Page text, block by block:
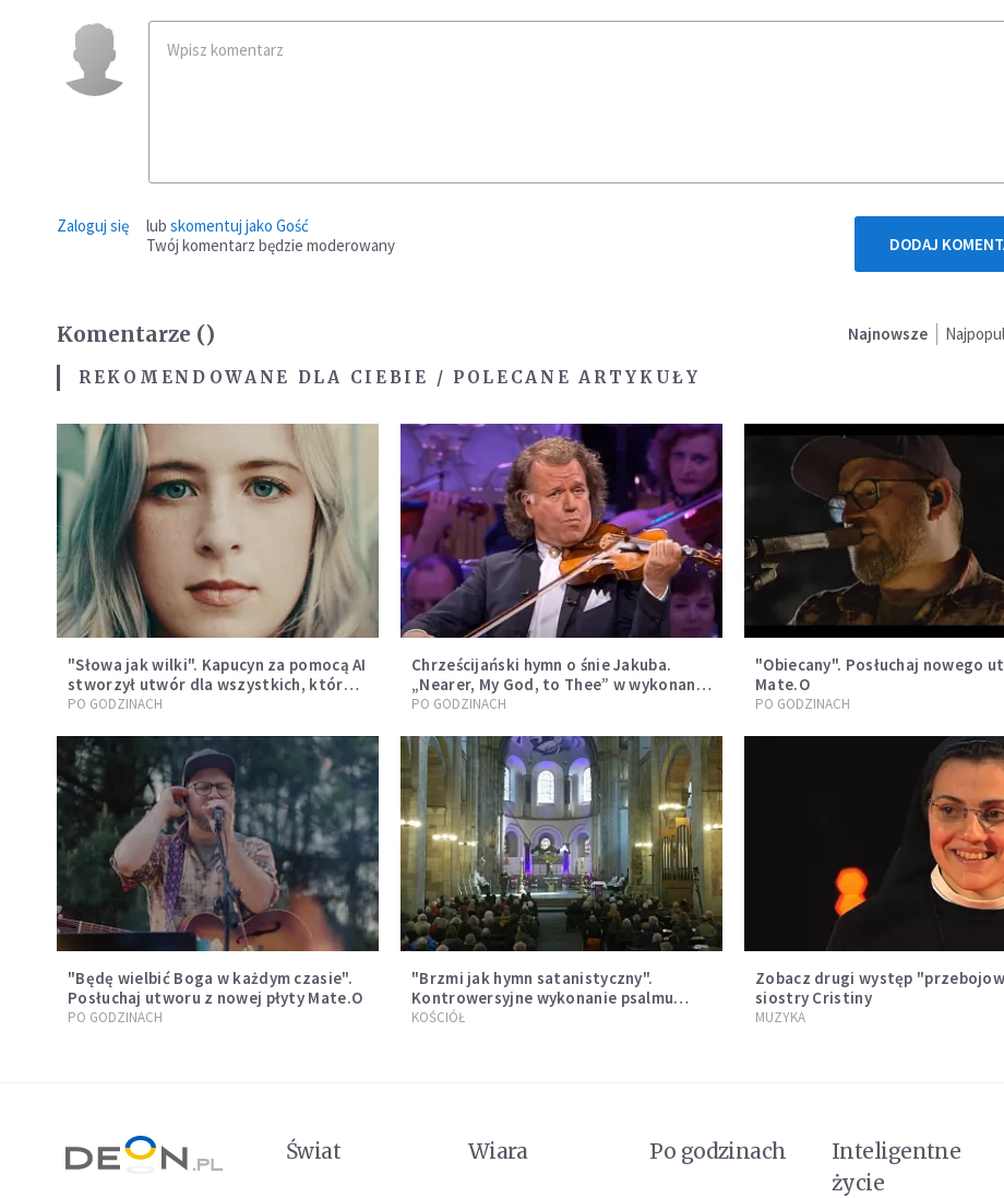
Zaloguj się lub skomentuj jako Gość
Twój komentarz będzie moderowany
DODAJ
Komentarze () Najnowsze
REKOMENDOWANE DLA CIEBIE / POLECANE ARTYKUŁY
"Słowa jak wilki". Kapucyn za pomocą AI
stworzył utwór dla wszystkich, którzy
doświadczają hejtu
PO GODZINACH
Chrześcijański hymn o śnie Jakuba.
„Nearer, My God, to Thee” w wykonaniu
André Rieu [WIDEO]
PO GODZINACH
"Obiecany". Posłuchaj nowego
Mate.O
PO GODZINACH
"Będę wielbić Boga w każdym czasie".
Posłuchaj utworu z nowej płyty Mate.O
PO GODZINACH
"Brzmi jak hymn satanistyczny".
Kontrowersyjne wykonanie psalmu
podczas mszy w Kolonii rozsierdziło
KOŚCIÓŁ
Zobacz drugi występ
siostry Cristiny
MUZYKA
Świat Wiara Po godzinach
Inteligentne
życie